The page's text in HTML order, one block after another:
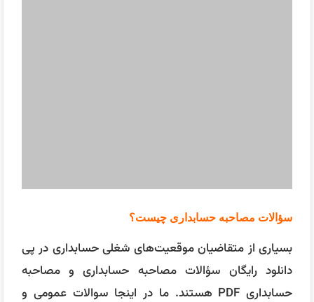
تطابق شما با شرکت و شغل مورد نظر طرح می شوند. برای
پاسخ به این سوالات باید با اعتماد به نفس و صداقت
مناسب هستید.
معرفی خودتان: